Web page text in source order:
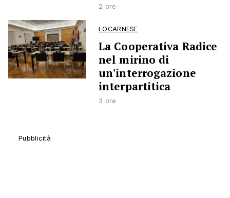
2 ore
LOCARNESE
La Cooperativa Radice
nel mirino di
un'interrogazione
interpartitica
3 ore